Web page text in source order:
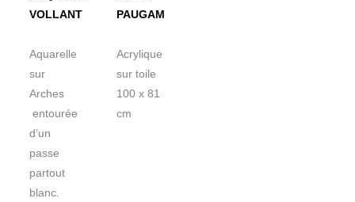
VOLLANT
Aquarelle
sur
Arches
entourée
d’un
passe
partout
blanc.
PAUGAM
Acrylique
sur toile
100 x 81
cm